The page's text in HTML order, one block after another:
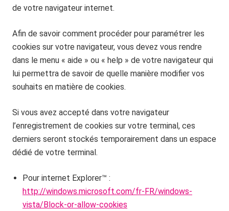
de votre navigateur internet.
Afin de savoir comment procéder pour paramétrer les
cookies sur votre navigateur, vous devez vous rendre
dans le menu « aide » ou « help » de votre navigateur qui
lui permettra de savoir de quelle manière modifier vos
souhaits en matière de cookies.
Si vous avez accepté dans votre navigateur
l’enregistrement de cookies sur votre terminal, ces
derniers seront stockés temporairement dans un espace
dédié de votre terminal.
Pour internet Explorer™ :
http://windows.microsoft.com/fr-FR/windows-
vista/Block-or-allow-cookies